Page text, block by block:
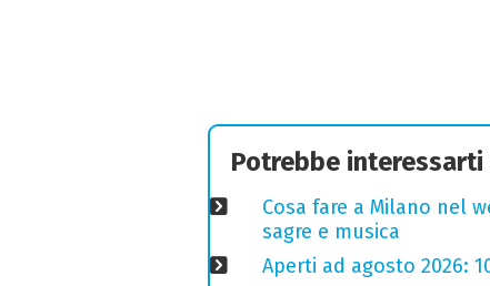
Potrebbe interessarti
Cosa fare a Milano nel
sagre e musica
Aperti ad agosto 2026: